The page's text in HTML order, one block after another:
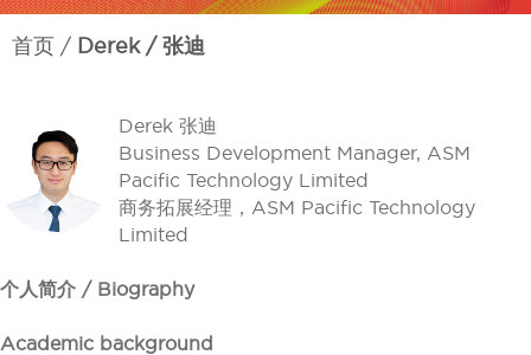
首页 Derek / 张迪
Derek 张迪
Business Development Manager, ASM
Pacific Technology Limited
商务拓展经理，ASM Pacific Technology
Limited
个人简介 / Biography
Academic background